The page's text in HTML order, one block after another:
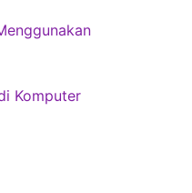
Komputer